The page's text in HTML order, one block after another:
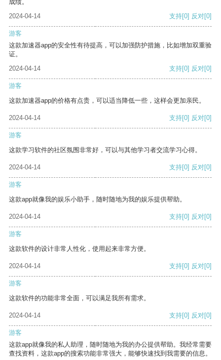
成绩。
2024-04-14
支持[0] 反对[0]
游客
这款加速器app的安全性有待提高，可以加强防护措施，比如增加双重验
证。
2024-04-14
支持[0] 反对[0]
游客
这款加速器app的价格有点贵，可以适当降低一些，这样会更加亲民。
2024-04-14 支持[0] 反对[0]
游客
这款学习软件的社区氛围非常好，可以与其他学习者交流学习心得。
2024-04-14 支持[0] 反对[0]
游客
这款app就像我的娱乐小助手，随时随地为我的娱乐提供帮助。
2024-04-14 支持[0] 反对[0]
游客
这款软件的设计非常人性化，使用起来非常方便。
2024-04-14 支持[0] 反对[0]
游客
这款软件的功能非常全面，可以满足我所有需求。
2024-04-14 支持[0] 反对[0]
游客
这款app就像我的私人助理，随时随地为我的办公提供帮助。我经常需要
查找资料，这款app的搜索功能非常强大，能够快速找到我需要的信息。